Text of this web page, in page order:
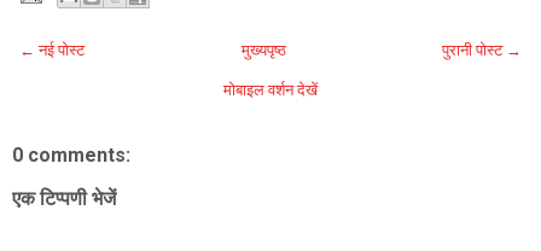
← नई पोस्ट पुरानी पोस्ट →
मुख्यपृष्ठ
मोबाइल वर्शन देखें
0 comments:
एक टिप्पणी भेजें